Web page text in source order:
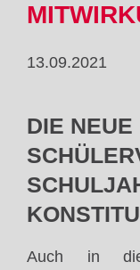
13.09.2021
DIE NEUE
Auch in